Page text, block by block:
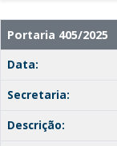
Portaria 405/2025
Data:
Secretaria:
Descrição: